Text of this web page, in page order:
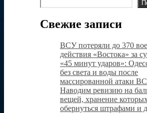
Свежие записи
ВСУ потеряли до 370
действия «Востока» за
«45 минут ударов»:
без света и воды после
массированной атаки
Наводим ревизию на
вещей, хранение
обернуться штрафами и